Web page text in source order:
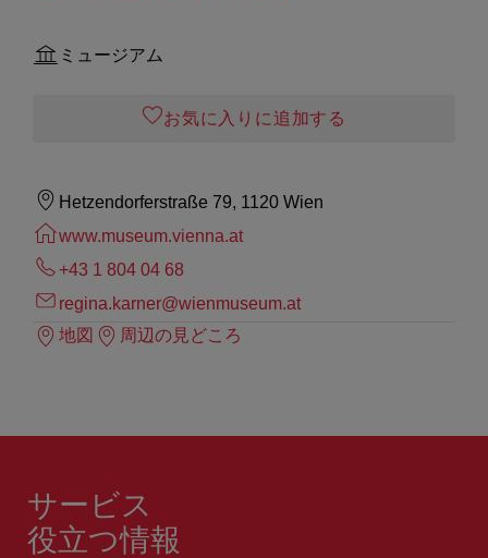
ミュージアム
お気に入りに追加する
Hetzendorferstraße 79, 1120 Wien
www.museum.vienna.at
+43 1 804 04 68
regina.karner@wienmuseum.at
地図
周辺の見どころ
サービス
役立つ情報